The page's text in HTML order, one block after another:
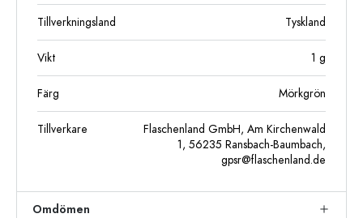
Tillverkningsland Tyskland
Vikt 1 g
Färg Mörkgrön
Tillverkare
Flaschenland GmbH, Am Kirchenwald
1, 56235 Ransbach-Baumbach,
gpsr@flaschenland.de
Omdömen